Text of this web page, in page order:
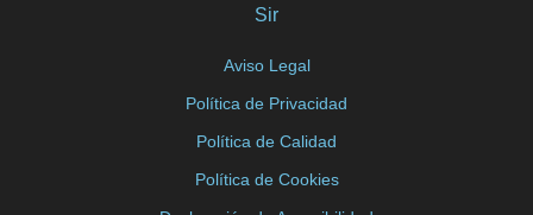
Sir
Aviso Legal
Política de Privacidad
Política de Calidad
Política de Cookies